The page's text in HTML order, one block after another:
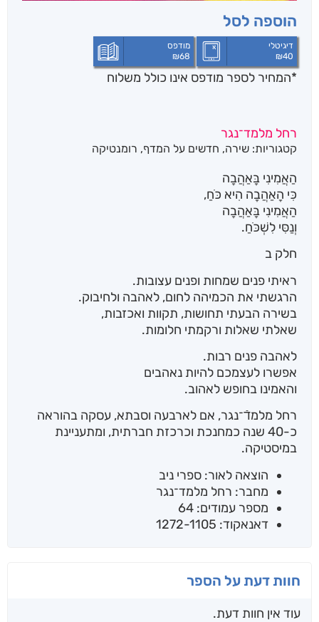
הוספה לסל
דיגיטלי
₪40
מודפס
₪68
*המחיר לספר מודפס אינו כולל משלוח
רחל מלמד־נגר
קטגוריות: שירה, חדשים על המדף, רומנטיקה
הַאֲמִינִי בָּאַהֲבָה
כִּי הָאַהֲבָה הִיא כֹּחַ,
הַאֲמִינִי בָּאַהֲבָה
וְנַסִּי לִשְׁכֹּחַ.
חלק ב
ראיתי פנים שמחות ופנים עצובות.
הרגשתי את הכמיהה לחום, לאהבה ולחיבוק.
בשירה הבעתי תחושות, תקוות ואכזבות,
שאלתי שאלות ורקמתי חלומות.
לאהבה פנים רבות.
אפשרו לעצמכם להיות נאהבים
והאמינו בחופש לאהוב.
רחל מלמדֿ־נגר, אם לארבעה וסבתא, עסקה בהוראה
כ-40 שנה כמחנכת וכרכזת חברתית, ומתעניינת
במיסטיקה.
הוצאה לאור: ספרי ניב
מחבר: רחל מלמד־נגר
מספר עמודים: 64
דאנאקוד: 1272-1105
חוות דעת על הספר
עוד אין חוות דעת.